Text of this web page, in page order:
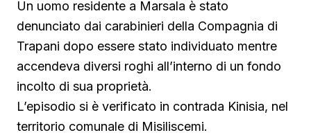
Un uomo residente a Marsala è stato
denunciato dai carabinieri della Compagnia di
Trapani dopo essere stato individuato mentre
accendeva diversi roghi all’interno di un fondo
incolto di sua proprietà.
L’episodio si è verificato in contrada Kinisia, nel
territorio comunale di Misiliscemi.